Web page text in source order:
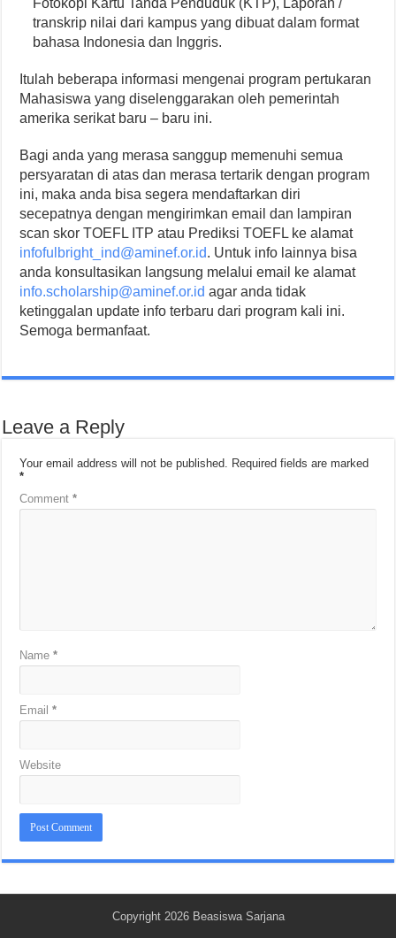
Fotokopi Kartu Tanda Penduduk (KTP), Laporan /
transkrip nilai dari kampus yang dibuat dalam format
bahasa Indonesia dan Inggris.
Itulah beberapa informasi mengenai program pertukaran
Mahasiswa yang diselenggarakan oleh pemerintah
amerika serikat baru – baru ini.
Bagi anda yang merasa sanggup memenuhi semua
persyaratan di atas dan merasa tertarik dengan program
ini, maka anda bisa segera mendaftarkan diri
secepatnya dengan mengirimkan email dan lampiran
scan skor TOEFL ITP atau Prediksi TOEFL ke alamat
infofulbright_ind@aminef.or.id. Untuk info lainnya bisa
anda konsultasikan langsung melalui email ke alamat
info.scholarship@aminef.or.id agar anda tidak
ketinggalan update info terbaru dari program kali ini.
Semoga bermanfaat.
Leave a Reply
Your email address will not be published. Required fields are marked
*
Comment*
Name*
Email*
Website
Copyright 2026 Beasiswa Sarjana